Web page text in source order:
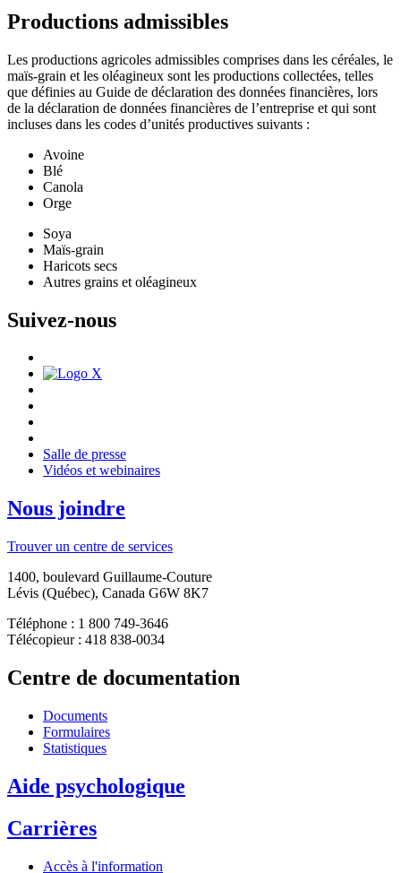
Productions admissibles
Les productions agricoles admissibles comprises dans les céréales, le
maïs-grain et les oléagineux sont les productions collectées, telles
que définies au Guide de déclaration des données financières, lors
de la déclaration de données financières de l’entreprise et qui sont
incluses dans les codes d’unités productives suivants :
Avoine
Blé
Canola
Orge
Soya
Maïs-grain
Haricots secs
Autres grains et oléagineux
Suivez-nous
Salle de presse
Vidéos et webinaires
Nous joindre
Trouver un centre de services
1400, boulevard Guillaume-Couture
Lévis (Québec), Canada G6W 8K7
Téléphone : 1 800 749-3646
Télécopieur : 418 838-0034
Centre de documentation
Documents
Formulaires
Statistiques
Aide psychologique
Carrières
Accès à l'information